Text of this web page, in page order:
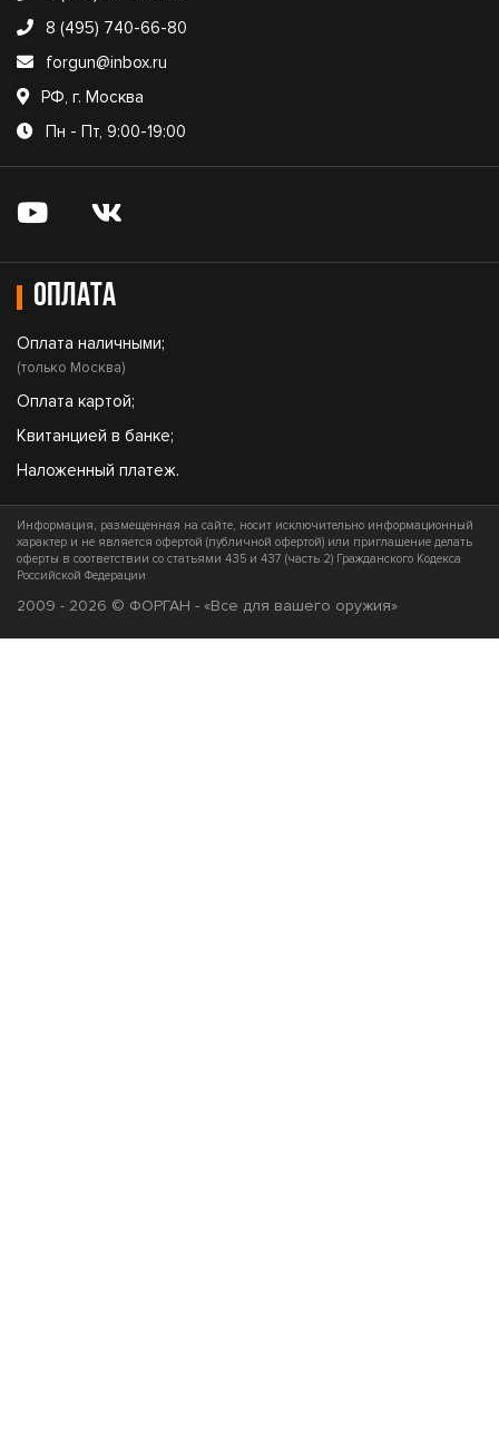
8 (495) 740-66-80
forgun@inbox.ru
РФ, г. Москва
Пн - Пт, 9:00-19:00
Оплата
Оплата наличными;
(только Москва)
Оплата картой;
Квитанцией в банке;
Наложенный платеж.
Информация, размещенная на сайте, носит исключительно информационный
характер и не является офертой (публичной офертой) или приглашение делать
оферты в соответствии со статьями 435 и 437 (часть 2) Гражданского Кодекса
Российской Федерации
2009 - 2026 © ФОРГАН - «Все для вашего оружия»